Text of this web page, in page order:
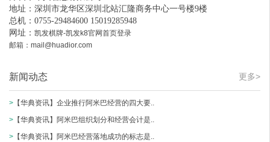
地址：深圳市龙华区深圳北站汇隆商务中心一号楼9楼
总机：0755-29484600 15019285948
网址： 凯发棋牌-凯发k8官网首页登录
邮箱： mail@huadior.com
更多>
新闻动态
> 【华典资讯】企业推行阿米巴经营的四大要..
> 【华典资讯】阿米巴组织划分和经营会计是..
> 【华典资讯】阿米巴经营落地成功的标志是..